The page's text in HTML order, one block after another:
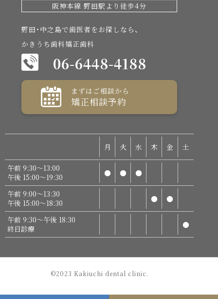
阪神本線 野田駅より徒歩4分
野田・中之島で歯医者をお探しなら、
かきうち歯科矯正歯科
06-6448-4188
まずはご相談から
矯正相談予約
月 火 水 木 金 土
午前 9:30～13:00
午後 15:00～19:30
● ● ●
午前 9:00～13:30
午後 15:00～18:30
● ●
午前 9:30～午後 18:30
終日診療
●
©2023 Kakiuchi dental clinic.